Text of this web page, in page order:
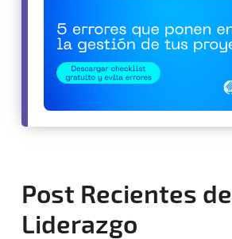
Post Recientes de
Liderazgo